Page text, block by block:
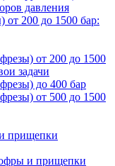
давления
от 200 до 1500 бар:
от 200 до 1500
задачи
до 400 бар
от 500 до 1500
прищепки
и прищепки